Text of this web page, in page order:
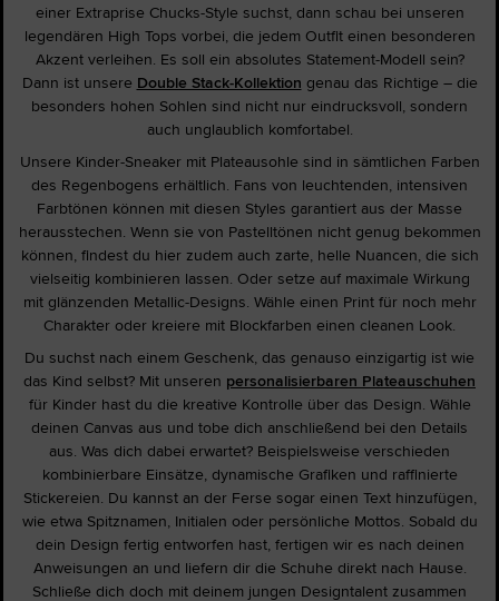
einer Extraprise Chucks-Style suchst, dann schau bei unseren
legendären High Tops vorbei, die jedem Outfit einen besonderen
Akzent verleihen. Es soll ein absolutes Statement-Modell sein?
Dann ist unsere Double Stack-Kollektion genau das Richtige – die
besonders hohen Sohlen sind nicht nur eindrucksvoll, sondern
auch unglaublich komfortabel.
Unsere Kinder-Sneaker mit Plateausohle sind in sämtlichen Farben
des Regenbogens erhältlich. Fans von leuchtenden, intensiven
Farbtönen können mit diesen Styles garantiert aus der Masse
herausstechen. Wenn sie von Pastelltönen nicht genug bekommen
können, findest du hier zudem auch zarte, helle Nuancen, die sich
vielseitig kombinieren lassen. Oder setze auf maximale Wirkung
mit glänzenden Metallic-Designs. Wähle einen Print für noch mehr
Charakter oder kreiere mit Blockfarben einen cleanen Look.
Du suchst nach einem Geschenk, das genauso einzigartig ist wie
das Kind selbst? Mit unseren personalisierbaren Plateauschuhen
für Kinder hast du die kreative Kontrolle über das Design. Wähle
deinen Canvas aus und tobe dich anschließend bei den Details
aus. Was dich dabei erwartet? Beispielsweise verschieden
kombinierbare Einsätze, dynamische Grafiken und raffinierte
Stickereien. Du kannst an der Ferse sogar einen Text hinzufügen,
wie etwa Spitznamen, Initialen oder persönliche Mottos. Sobald du
dein Design fertig entworfen hast, fertigen wir es nach deinen
Anweisungen an und liefern dir die Schuhe direkt nach Hause.
Schließe dich doch mit deinem jungen Designtalent zusammen